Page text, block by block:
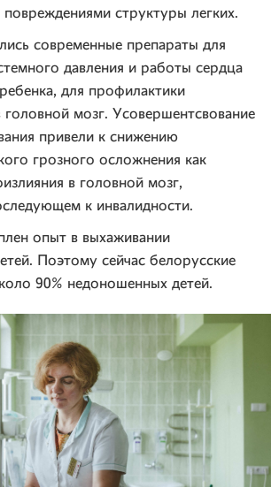
повреждениями структуры легких.
современные препараты для
давления и работы сердца
для профилактики
головной мозг. Усовершентсвование
привели к снижению
грозного осложнения как
в головной мозг,
к инвалидности.
опыт в выхаживании
Поэтому сейчас белорусские
90% недоношенных детей.